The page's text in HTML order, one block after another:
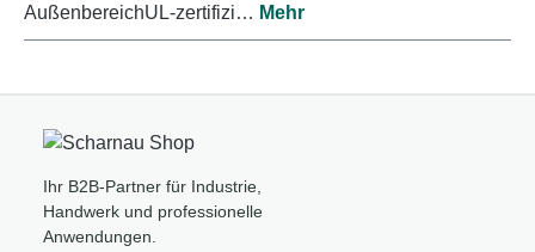
AußenbereichUL-zertifizi… Mehr
Ihr B2B-Partner für Industrie,
Handwerk und professionelle
Anwendungen.